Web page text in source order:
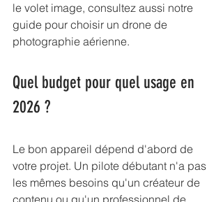
le volet image, consultez aussi notre
guide pour choisir un drone de
photographie aérienne.
Quel budget pour quel usage en
2026 ?
Le bon appareil dépend d'abord de
votre projet. Un pilote débutant n'a pas
les mêmes besoins qu'un créateur de
contenu ou qu'un professionnel de